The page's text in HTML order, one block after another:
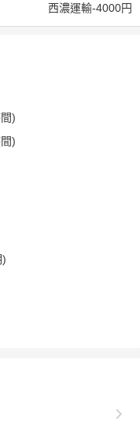
西濃運輸-4000円
)
)
)